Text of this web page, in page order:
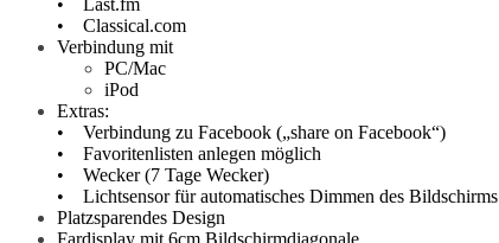
• Last.fm
• Classical.com
Verbindung mit
PC/Mac
iPod
Extras:
• Verbindung zu Facebook („share on Facebook“)
• Favoritenlisten anlegen möglich
• Wecker (7 Tage Wecker)
• Lichtsensor für automatisches Dimmen des Bildschirms
Platzsparendes Design